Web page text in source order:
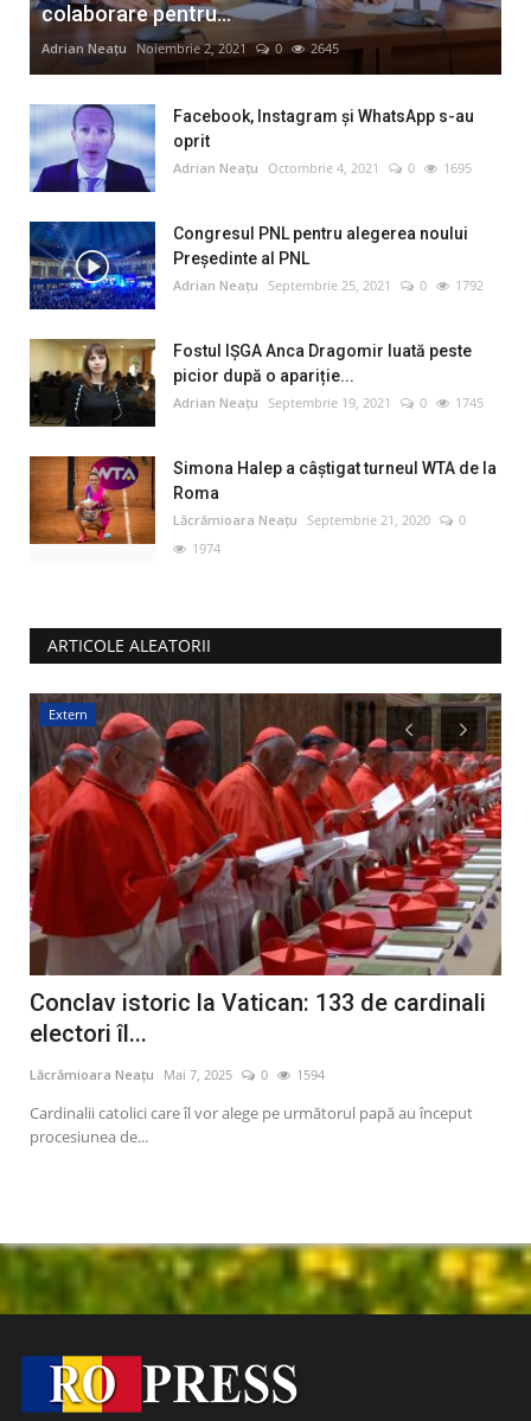
colaborare pentru...
Adrian Neațu Noiembrie 2, 2021 0 2645
Facebook, Instagram și WhatsApp s-au
oprit
Adrian Neațu Octombrie 4, 2021 0 1695
Congresul PNL pentru alegerea noului
Preşedinte al PNL
Adrian Neațu Septembrie 25, 2021 0 1792
Fostul IȘGA Anca Dragomir luată peste
picior după o apariție...
Adrian Neațu Septembrie 19, 2021 0 1745
Simona Halep a câştigat turneul WTA de la
Roma
Lăcrămioara Neațu Septembrie 21, 2020
0
1974
ARTICOLE ALEATORII
Extern
Conclav istoric la Vatican: 133 de cardinali
electori îl...
Lăcrămioara Neațu Mai 7, 2025 0 1594
Cardinalii catolici care îl vor alege pe următorul papă au început
procesiunea de...